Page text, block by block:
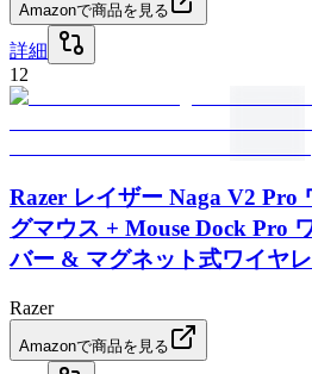
Amazonで商品を見る
詳細
12
Razer レイザー Naga V2 Pro
グマウス + Mouse Dock Pro
バー & マグネット式ワイヤ
Razer
Amazonで商品を見る